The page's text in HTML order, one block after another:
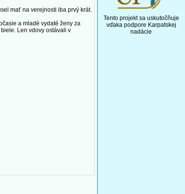
mať na verejnosti iba prvý krát.
a mladé vydaté ženy za
Len vdovy ostávali v
Tento projekt sa uskutočňuje
vďaka podpore Karpatskej
nadácie